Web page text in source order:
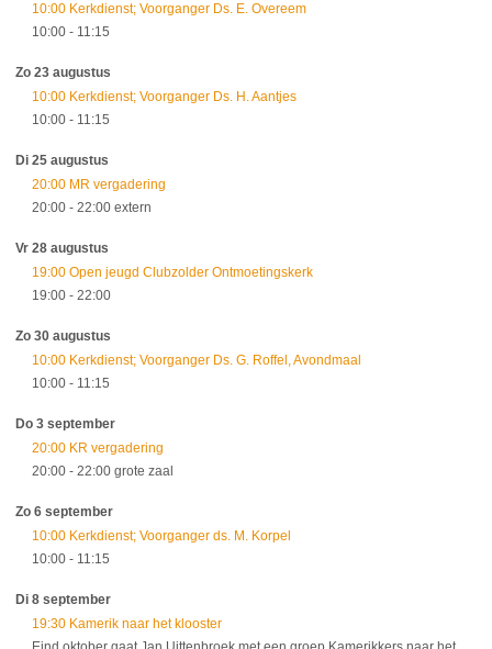
10:00 Kerkdienst; Voorganger Ds. E. Overeem
10:00 - 11:15
Zo 23 augustus
10:00 Kerkdienst; Voorganger Ds. H. Aantjes
10:00 - 11:15
Di 25 augustus
20:00 MR vergadering
20:00 - 22:00 extern
Vr 28 augustus
19:00 Open jeugd Clubzolder Ontmoetingskerk
19:00 - 22:00
Zo 30 augustus
10:00 Kerkdienst; Voorganger Ds. G. Roffel, Avondmaal
10:00 - 11:15
Do 3 september
20:00 KR vergadering
20:00 - 22:00 grote zaal
Zo 6 september
10:00 Kerkdienst; Voorganger ds. M. Korpel
10:00 - 11:15
Di 8 september
19:30 Kamerik naar het klooster